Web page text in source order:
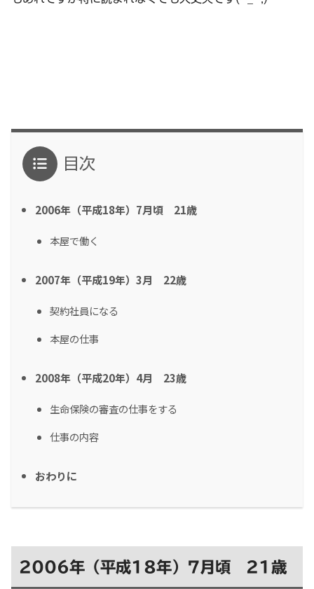
目次
2006年（平成18年）7月頃 21歳
本屋で働く
2007年（平成19年）3月 22歳
契約社員になる
本屋の仕事
2008年（平成20年）4月 23歳
生命保険の審査の仕事をする
仕事の内容
おわりに
2006年（平成18年）7月頃 21歳